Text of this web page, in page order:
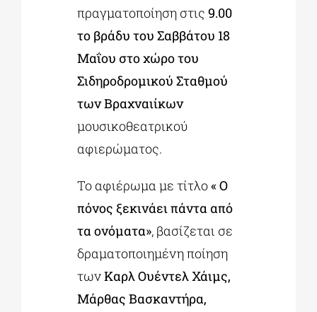
πραγματοποίηση στις9.00
το βράδυ του Σαββάτου 18
Μαΐου στο χώρο του
Σιδηροδρομικού Σταθμού
των Βραχναιίκων
μουσικοθεατρικού
αφιερώματος.
Το αφιέρωμα με τίτλο« Ο
πόνος ξεκινάει πάντα από
τα ονόματα», βασίζεται σε
δραματοποιημένη ποίηση
τωνΚαρλ Ουέντελ Χάιμς,
Μάρθας Βασκαντήρα,